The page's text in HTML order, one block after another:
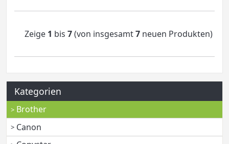
Zeige 1 bis 7(von insgesamt7 neuen Produkten)
Kategorien
Brother
Canon